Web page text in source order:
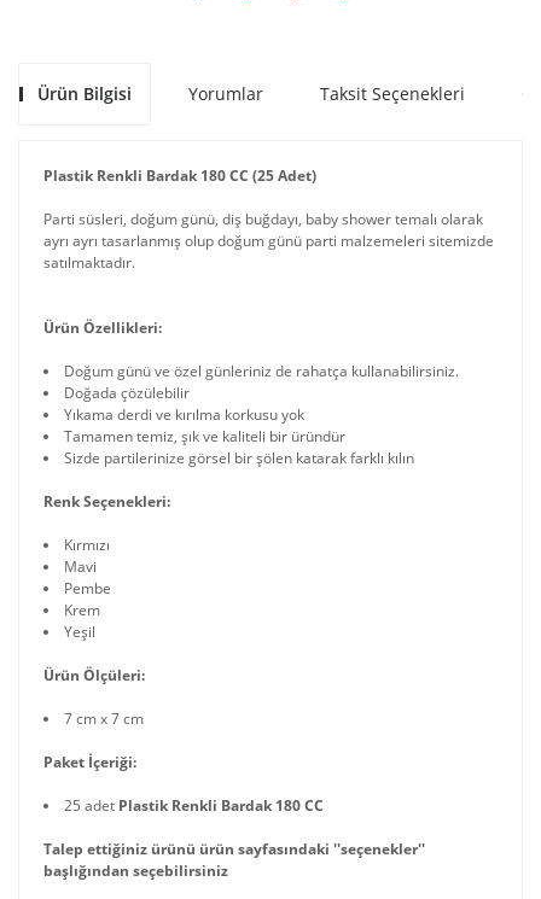
Ürün Bilgisi Yorumlar Taksit Seçenekleri
Plastik Renkli Bardak 180 CC (25 Adet)
Parti süsleri, doğum günü, diş buğdayı, baby shower temalı olarak
ayrı ayrı tasarlanmış olup doğum günü parti malzemeleri sitemizde
satılmaktadır.
Ürün Özellikleri:
Doğum günü ve özel günleriniz de rahatça kullanabilirsiniz.
Doğada çözülebilir
Yıkama derdi ve kırılma korkusu yok
Tamamen temiz, şık ve kaliteli bir üründür
Sizde partilerinize görsel bir şölen katarak farklı kılın
Renk Seçenekleri:
Kırmızı
Mavi
Pembe
Krem
Yeşil
Ürün Ölçüleri:
7 cm x 7 cm
Paket İçeriği:
25 adet Plastik Renkli Bardak 180 CC
Talep ettiğiniz ürünü ürün sayfasındaki ''seçenekler''
başlığından seçebilirsiniz